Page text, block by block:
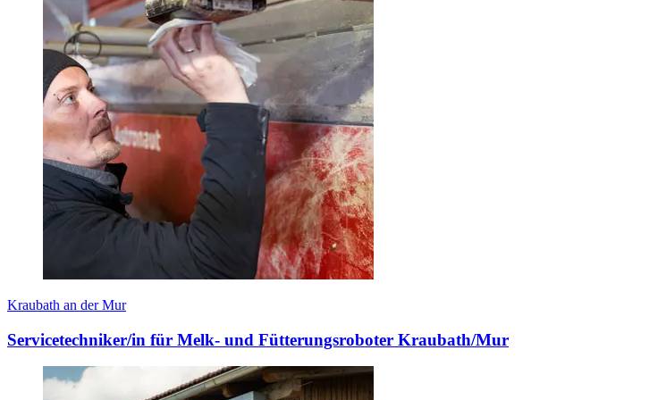
Kraubath an der Mur
Servicetechniker/in für Melk- und Fütterungsroboter Kraubath/Mur